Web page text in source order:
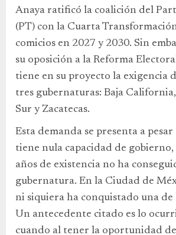
Anaya ratificó la coalición del
(PT) con la Cuarta
comicios en 2027 y 2030. Sin
su oposición a la Reforma
tiene en su proyecto la exigencia
tres gubernaturas: Baja
Sur y Zacatecas.
Esta demanda se presenta a pesar
tiene nula capacidad de gobierno,
años de existencia no ha
gubernatura. En la Ciudad de
ni siquiera ha conquistado una de
Un antecedente citado es lo
cuando al tener la oportunidad